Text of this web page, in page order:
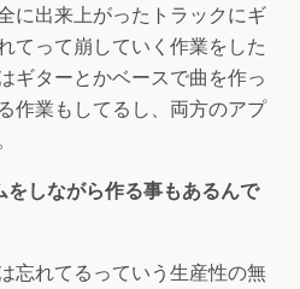
に出来上がったトラックにギ
てって崩していく作業をした
ギターとかベースで曲を作っ
作業もしてるし、両方のアプ
しながら作る事もあるんで
忘れてるっていう生産性の無